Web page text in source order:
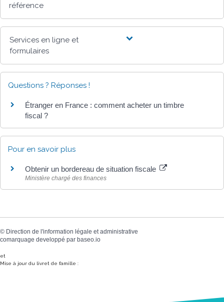
référence
Services en ligne et
formulaires
Questions ? Réponses !
Étranger en France : comment acheter un timbre
fiscal ?
Pour en savoir plus
Obtenir un bordereau de situation fiscale
Ministère chargé des finances
© Direction de l'information légale et administrative
comarquage developpé par baseo.io
et
Mise à jour du livret de famille :